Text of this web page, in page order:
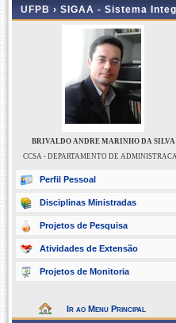
UFPB › SIGAA - Sistema
BRIVALDO ANDRE MARINHO DA SILVA
CCSA - DEPARTAMENTO DE
Perfil Pessoal
Disciplinas Ministradas
Projetos de Pesquisa
Atividades de Extensão
Projetos de Monitoria
Ir ao Menu Principal